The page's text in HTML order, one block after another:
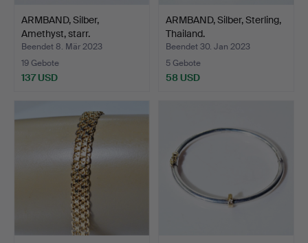
ARMBAND, Silber,
Amethyst, starr.
Beendet 8. Mär 2023
19 Gebote
137 USD
ARMBAND, Silber, Sterling,
Thailand.
Beendet 30. Jan 2023
5 Gebote
58 USD